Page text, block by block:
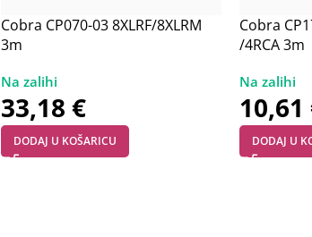
Cobra CP070-03 8XLRF/8XLRM
3m
33,18 €
DODAJ U KOŠARICU
Cobra
/4RCA 3m
10,61
DODAJ U